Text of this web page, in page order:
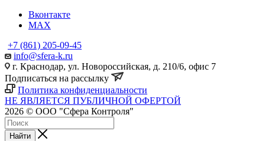
Вконтакте
MAX
+7 (861) 205-09-45
info@sfera-k.ru
г. Краснодар, ул. Новороссийская, д. 210/6, офис 7
Подписаться на рассылку
Политика конфиденциальности
НЕ ЯВЛЯЕТСЯ ПУБЛИЧНОЙ ОФЕРТОЙ
2026 © ООО "Сфера Контроля"
Найти